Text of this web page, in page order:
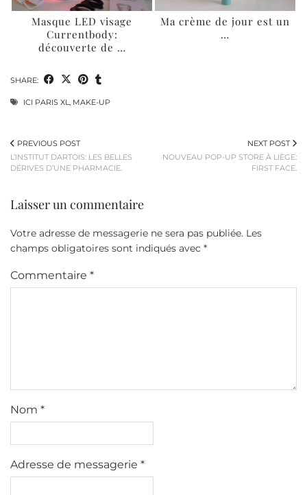
Masque LED visage
Currentbody:
découverte de …
Ma crème de jour est un
…
SHARE:
ICI PARIS XL, MAKE-UP
PREVIOUS POST
L’INSTITUT DARTOIS: LES BELLES
DÉRIVES D’UNE PHARMACIE.
NEXT POST
NOUVEAU POP-UP STORE À LIÈGE:
FIRST FACE.
Laisser un commentaire
Votre adresse de messagerie ne sera pas publiée. Les
champs obligatoires sont indiqués avec *
Commentaire *
Nom *
Adresse de messagerie *